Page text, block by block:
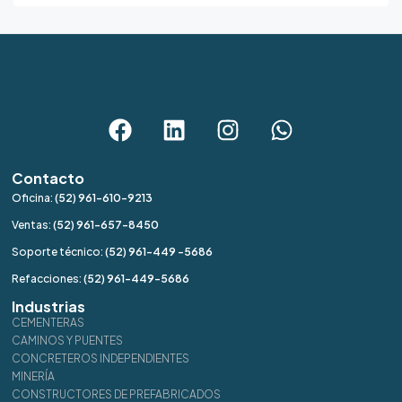
Contacto
Oficina:(52) 961-610-9213
Ventas:(52) 961-657-8450
Soporte técnico:(52) 961-449 -5686
Refacciones:(52) 961-449-5686
Industrias
CEMENTERAS
CAMINOS Y PUENTES
CONCRETEROS INDEPENDIENTES
MINERÍA
CONSTRUCTORES DE PREFABRICADOS